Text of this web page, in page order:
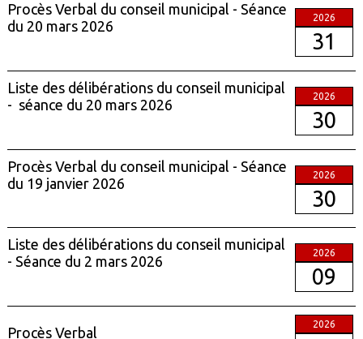
Procès Verbal du conseil municipal - Séance
du 20 mars 2026
2026
31
Liste des délibérations du conseil municipal
- séance du 20 mars 2026
2026
30
Procès Verbal du conseil municipal - Séance
du 19 janvier 2026
2026
30
Liste des délibérations du conseil municipal
- Séance du 2 mars 2026
2026
09
Procès Verbal
2026